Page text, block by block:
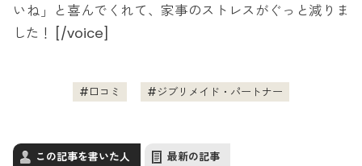
いね」と喜んでくれて、家事のストレスがぐっと減りま
した！ [/voice]
口コミ ジブリメイド・パートナー
この記事を書いた人 最新の記事